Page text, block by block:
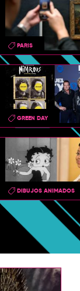
PARIS
GREEN DAY
DIBUJOS ANIMADOS